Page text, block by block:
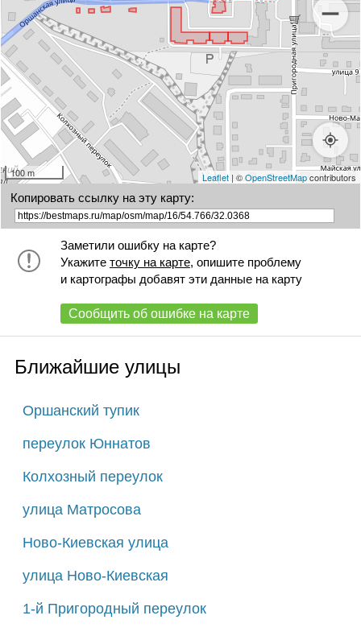
100 m Leaflet| ©OpenStreetMapcontributors
Копировать ссылку на эту карту:
Заметили ошибку на карте?
Укажите точку на карте, опишите проблему
и картографы добавят эти данные на карту
Сообщить об ошибке на карте
Ближайшие улицы
Оршанский тупик
переулок Юннатов
Колхозный переулок
улица Матросова
Ново-Киевская улица
улица Ново-Киевская
1-й Пригородный переулок